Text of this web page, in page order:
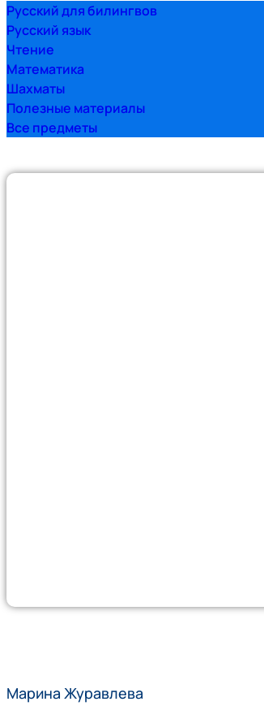
Русский для билингвов
Русский язык
Чтение
Математика
Шахматы
Полезные материалы
Все предметы
Марина Журавлева